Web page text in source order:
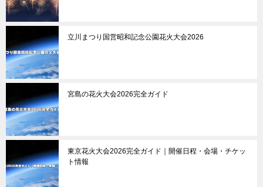
立川まつり国営昭和記念公園花火大会2026
宮島の花火大会2026完全ガイド
東京花火大会2026完全ガイド｜開催日程・会場・チケッ
ト情報